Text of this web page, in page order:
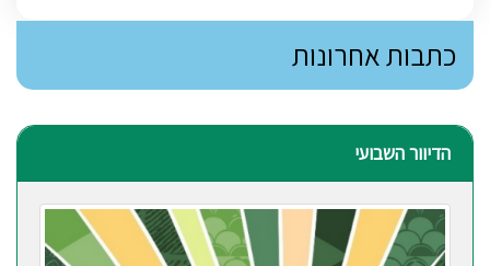
כתבות אחרונות
הדיוור השבועי